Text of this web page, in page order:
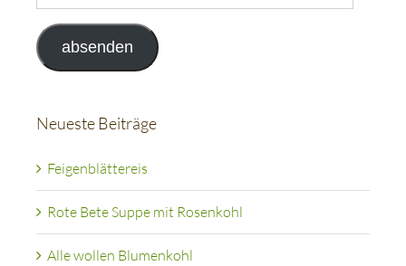
Mail-
Adresse
absenden
Neueste Beiträge
Feigenblättereis
Rote Bete Suppe mit Rosenkohl
Alle wollen Blumenkohl